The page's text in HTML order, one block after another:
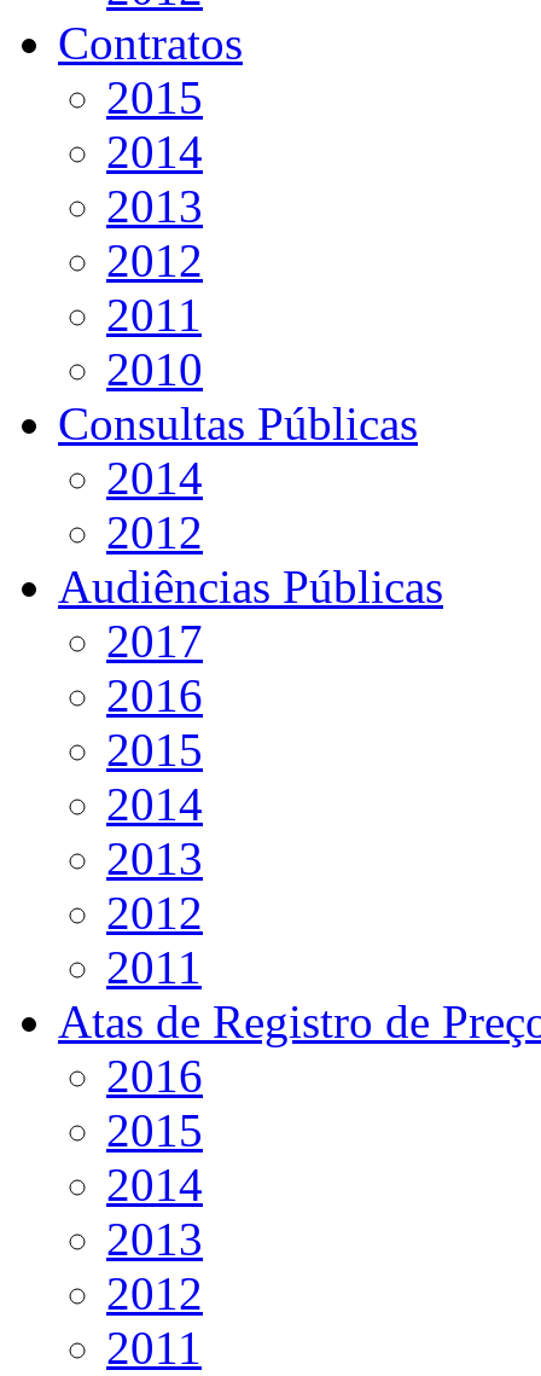
Contratos
2015
2014
2013
2012
2011
2010
Consultas Públicas
2014
2012
Audiências Públicas
2017
2016
2015
2014
2013
2012
2011
Atas de Registro de
2016
2015
2014
2013
2012
2011